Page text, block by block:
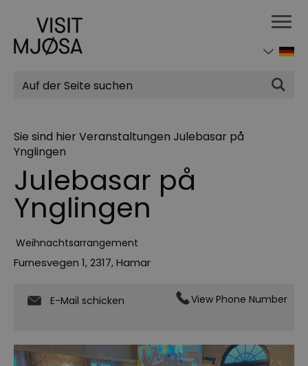
Suchen
Sie sind hier Veranstaltungen Julebasar på
Ynglingen
Julebasar på
Ynglingen
Weihnachtsarrangement
Furnesvegen 1,2317,Hamar
E-Mail schicken View Phone Number